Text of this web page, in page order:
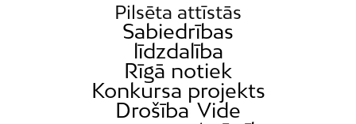
Pilsēta attīstās
Sabiedrības
līdzdalība
Rīgā notiek
Konkursa projekts
Drošība Vide